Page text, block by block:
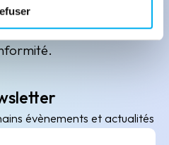
leurs problématiques
gestion des risques
évènements et actualités